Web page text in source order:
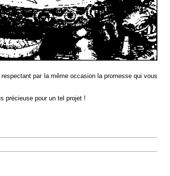
par la même occasion la promesse qui vous
précieuse pour un tel projet !